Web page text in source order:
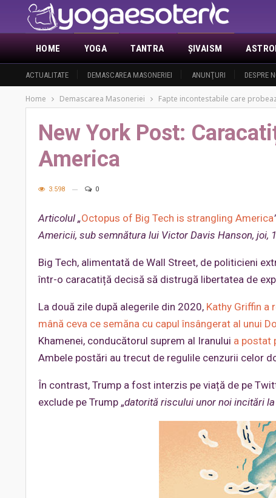
HOME
ACTUALITATE DEMASCAREA MASONERIEI ANUNŢURI DESPRE
YOGA TANTRA ŞIVAISM
Home Demascarea Masoneriei Fapte incontestabile care
New York Post:
America
3.598 0
Articolul „Octopus of Big Tech is strangling America
Americii, sub semnătura lui Victor Davis Hanson, joi,
Big Tech, alimentată de Wall Street, de politicieni
într-o caracatiță decisă să distrugă libertatea de
La două zile după alegerile din 2020, Kathy Griffin a
mână ceva ce semăna cu capul însângerat al unui
Khamenei, conducătorul suprem al Iranului a postat
Ambele postări au trecut de regulile cenzurii celor
În contrast, Trump a fost interzis pe viață de pe
exclude pe Trump „datorită riscului unor noi incitări